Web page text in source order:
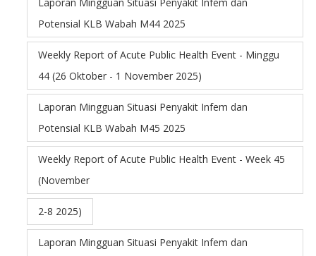
Potensial KLB Wabah M44 2025
Weekly Report of Acute Public Health Event - Minggu
44 (26 Oktober - 1 November 2025)
Laporan Mingguan Situasi Penyakit Infem dan
Potensial KLB Wabah M45 2025
Weekly Report of Acute Public Health Event - Week 45
(November
2-8 2025)
Laporan Mingguan Situasi Penyakit Infem dan